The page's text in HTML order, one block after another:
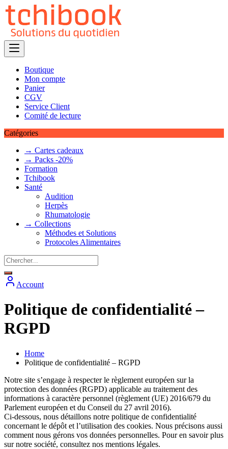
Skip
content
Boutique
Mon compte
Panier
CGV
Service Client
Comité de lecture
Catégories
→ Cartes cadeaux
→ Packs -20%
Formation
Tchibook
Santé
Audition
Herpès
Rhumatologie
→ Collections
Méthodes et Solutions
Protocoles Alimentaires
Account
Politique de confidentialité –
RGPD
Home
Politique de confidentialité – RGPD
Notre site s’engage à respecter le règlement européen sur la
protection des données (RGPD) applicable au traitement des
informations à caractère personnel (règlement (UE) 2016/679 du
Parlement européen et du Conseil du 27 avril 2016).
Ci-dessous, nous détaillons notre politique de confidentialité
concernant le dépôt et l’utilisation des cookies. Nous précisons aussi
comment nous gérons vos données personnelles. Pour en savoir plus
sur notre société, consultez nos mentions légales.